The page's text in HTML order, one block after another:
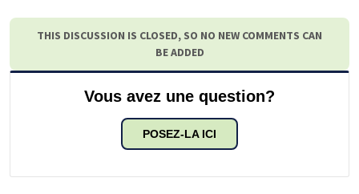
THIS DISCUSSION IS CLOSED, SO NO NEW COMMENTS CAN
BE ADDED
Vous avez une question?
POSEZ-LA ICI